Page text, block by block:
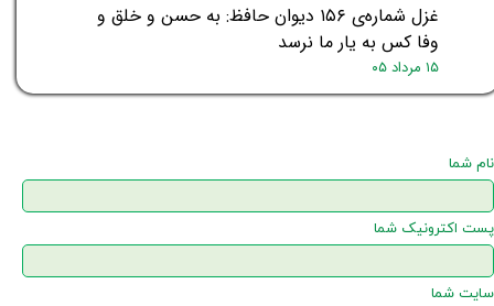
غزل شماره‌ی ۱۵۶ دیوان حافظ: به حسن و خلق و
وفا کس به یار ما نرسد
۱۵ مرداد ۰۵
نام شما
پست اکترونیک شما
سایت شما